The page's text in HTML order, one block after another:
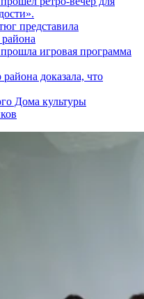
представила
игровая программа
доказала, что
Дома культуры